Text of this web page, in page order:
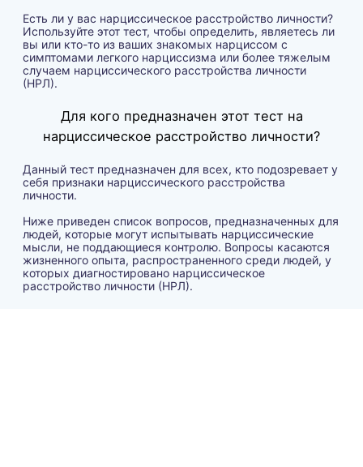
Есть ли у вас нарциссическое расстройство личности?
Используйте этот тест, чтобы определить, являетесь ли
вы или кто-то из ваших знакомых нарциссом с
симптомами легкого нарциссизма или более тяжелым
случаем нарциссического расстройства личности
(НРЛ).
Для кого предназначен этот тест на
нарциссическое расстройство личности?
Данный тест предназначен для всех, кто подозревает у
себя признаки нарциссического расстройства
личности.
Ниже приведен список вопросов, предназначенных для
людей, которые могут испытывать нарциссические
мысли, не поддающиеся контролю. Вопросы касаются
жизненного опыта, распространенного среди людей, у
которых диагностировано нарциссическое
расстройство личности (НРЛ).